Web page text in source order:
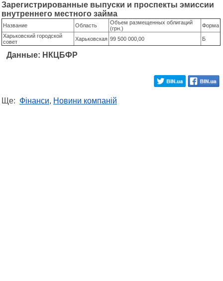
Зарегистрированные выпуски и проспекты эмиссии
внутреннего местного займа
Название Область
Объем размещенных облигаций
(грн.)
Форма
Харьковский городской
совет
Харьковская 99 500 000,00 Б
Данные: НКЦБФР
Ще: Фінанси, Новини компаній